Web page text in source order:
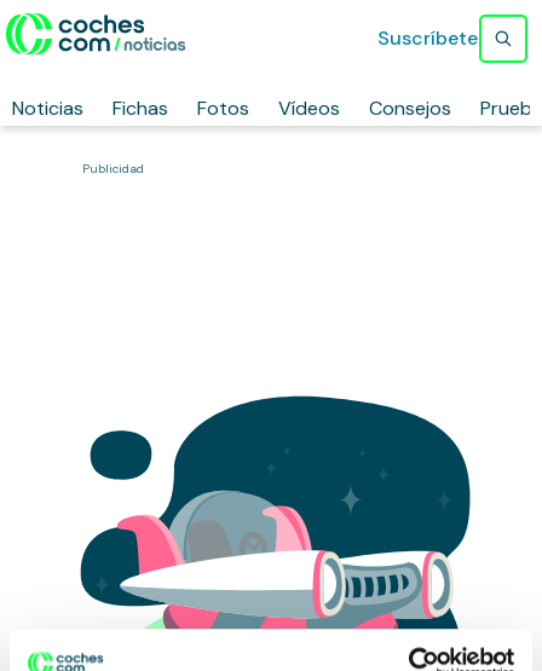
Noticias Fichas Fotos Vídeos Consejos
Suscríbete
Publicidad